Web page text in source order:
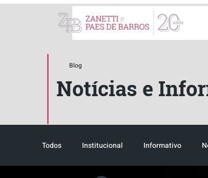
Blog
Notícias e
Todos Institucional Informativo